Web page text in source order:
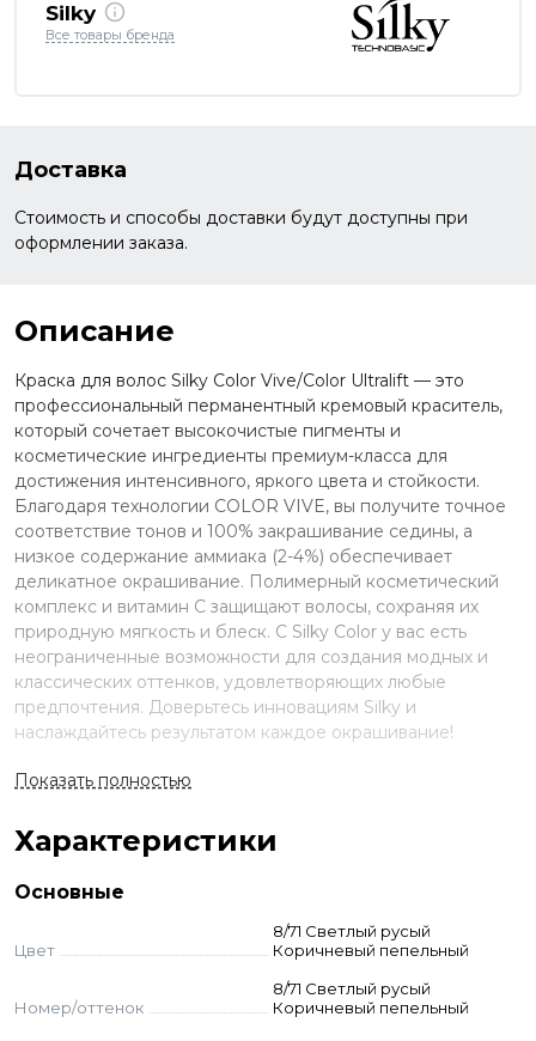
Silky
Все товары бренда
Доставка
Стоимость и способы доставки будут доступны при
оформлении заказа.
Описание
Краска для волос Silky Color Vive/Color Ultralift — это
профессиональный перманентный кремовый краситель,
который сочетает высокочистые пигменты и
косметические ингредиенты премиум-класса для
достижения интенсивного, яркого цвета и стойкости.
Благодаря технологии COLOR VIVE, вы получите точное
соответствие тонов и 100% закрашивание седины, а
низкое содержание аммиака (2-4%) обеспечивает
деликатное окрашивание. Полимерный косметический
комплекс и витамин C защищают волосы, сохраняя их
природную мягкость и блеск. С Silky Color у вас есть
неограниченные возможности для создания модных и
классических оттенков, удовлетворяющих любые
предпочтения. Доверьтесь инновациям Silky и
наслаждайтесь результатом каждое окрашивание!
Преимущества
Современная формула пигментов COLOR
В составе косметический комплекс и
Не ухудшает состояние волос.
Показать полностью
Характеристики
Основные
Цвет
8/71 Светлый русый
Коричневый пепельный
Номер/оттенок
8/71 Светлый русый
Коричневый пепельный